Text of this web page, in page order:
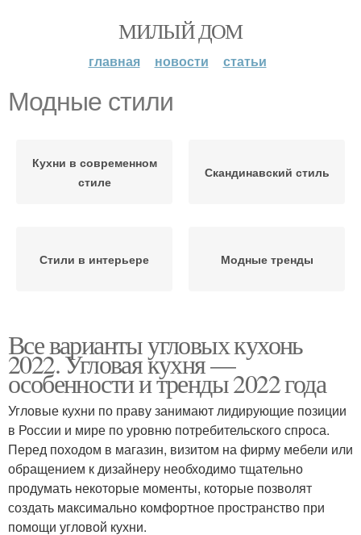
МИЛЫЙ ДОМ
главная новости статьи
Модные стили
Кухни в современном
стиле
Скандинавский стиль
Стили в интерьере Модные тренды
Все варианты угловых кухонь
2022. Угловая кухня —
особенности и тренды 2022 года
Угловые кухни по праву занимают лидирующие позиции
в России и мире по уровню потребительского спроса.
Перед походом в магазин, визитом на фирму мебели или
обращением к дизайнеру необходимо тщательно
продумать некоторые моменты, которые позволят
создать максимально комфортное пространство при
помощи угловой кухни.